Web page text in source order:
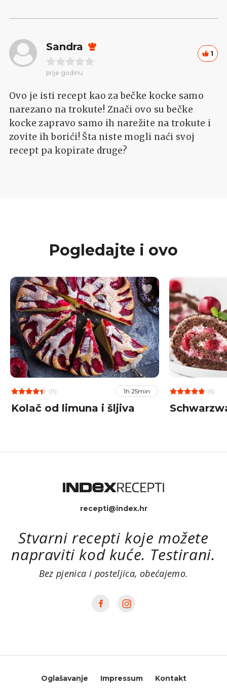
Sandra
prije godinu
1
Ovo je isti recept kao za bečke kocke samo
narezano na trokute! Znači ovo su bečke
kocke zapravo samo ih narežite na trokute i
zovite ih borići! Šta niste mogli naći svoj
recept pa kopirate druge?
Pogledajte i ovo
(11) 1h 25min
Kolač od limuna i šljiva
(6)
recepti@index.hr
Stvarni recepti koje možete
napraviti kod kuće. Testirani.
Bez pjenica i posteljica, obećajemo.
Oglašavanje Impressum Kontakt